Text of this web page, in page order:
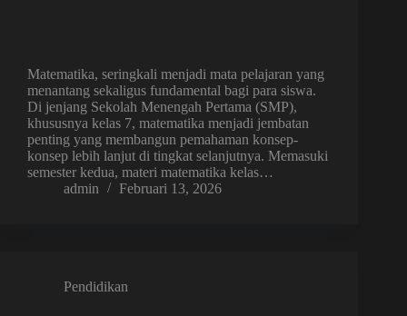
Matematika, seringkali menjadi mata pelajaran yang
menantang sekaligus fundamental bagi para siswa.
Di jenjang Sekolah Menengah Pertama (SMP),
khususnya kelas 7, matematika menjadi jembatan
penting yang membangun pemahaman konsep-
konsep lebih lanjut di tingkat selanjutnya. Memasuki
semester kedua, materi matematika kelas…
admin
Februari 13, 2026
Pendidikan